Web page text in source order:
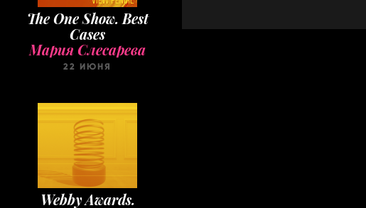
The One Show. Best
Cases
Мария Слесарева
22 ИЮНЯ
Webby Awards.